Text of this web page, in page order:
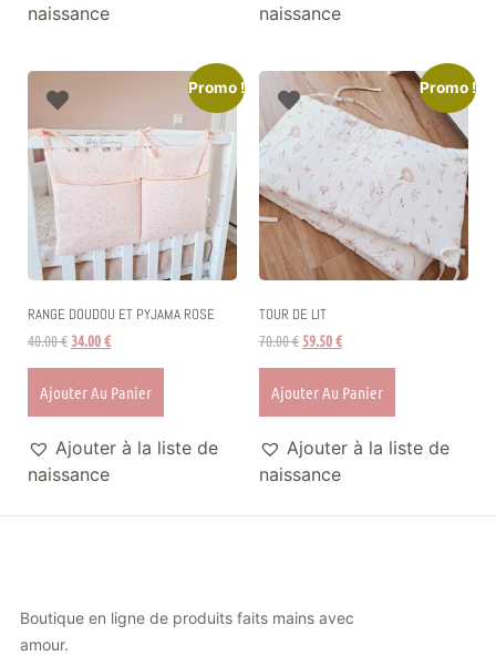
naissance
naissance
Promo !
RANGE DOUDOU ET PYJAMA ROSE
40.00€ 34.00€
Ajouter Au Panier
Ajouter à la liste de
naissance
Promo !
TOUR DE LIT
70.00€ 59.50€
Ajouter Au Panier
Ajouter à la liste de
naissance
Boutique en ligne de produits faits mains avec
amour.